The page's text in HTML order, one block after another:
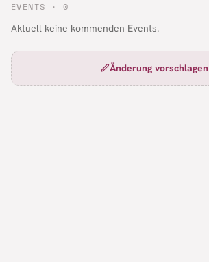
EVENTS · 0
Aktuell keine kommenden Events.
Änderung vorschlagen